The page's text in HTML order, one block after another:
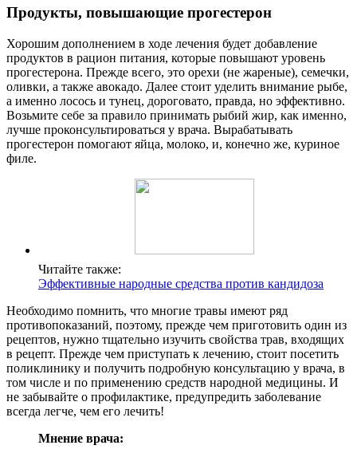
Продукты, повышающие прогестерон
Хорошим дополнением в ходе лечения будет добавление
продуктов в рацион питания, которые повышают уровень
прогестерона. Прежде всего, это орехи (не жареные), семечки,
оливки, а также авокадо. Далее стоит уделить внимание рыбе,
а именно лосось и тунец, дороговато, правда, но эффективно.
Возьмите себе за правило принимать рыбий жир, как именно,
лучше проконсультироваться у врача. Вырабатывать
прогестерон помогают яйца, молоко, и, конечно же, куриное
филе.
Читайте также:
Эффективные народные средства против кандидоза
Необходимо помнить, что многие травы имеют ряд
противопоказаний, поэтому, прежде чем приготовить один из
рецептов, нужно тщательно изучить свойства трав, входящих
в рецепт. Прежде чем приступать к лечению, стоит посетить
поликлинику и получить подробную консультацию у врача, в
том числе и по применению средств народной медицины. И
не забывайте о профилактике, предупредить заболевание
всегда легче, чем его лечить!
Мнение врача: